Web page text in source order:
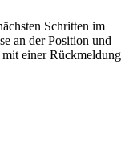
Schritten im
an der Position und
einer Rückmeldung